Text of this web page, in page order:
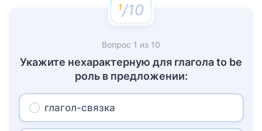
/10
Вопрос 1 из 10
Укажите нехарактерную для глагола to be
роль в предложении:
глагол-связка